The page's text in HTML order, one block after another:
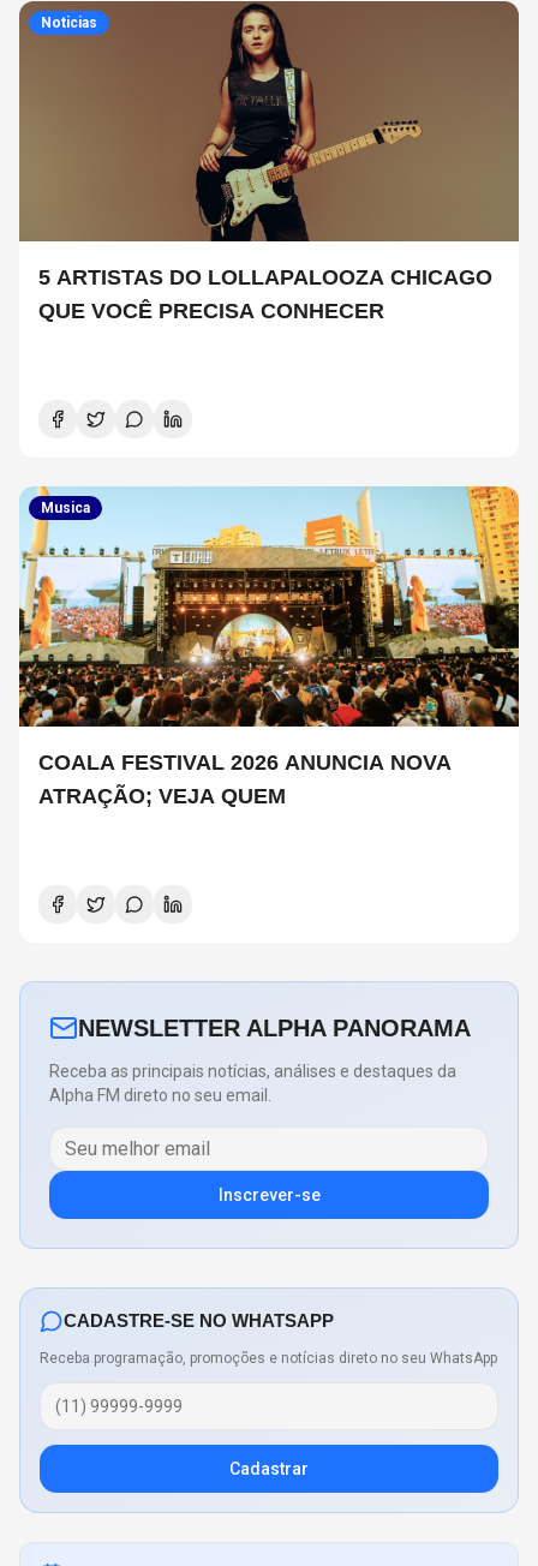
Noticias
5 ARTISTAS DO LOLLAPALOOZA CHICAGO
QUE VOCÊ PRECISA CONHECER
Musica
COALA FESTIVAL 2026 ANUNCIA NOVA
ATRAÇÃO; VEJA QUEM
NEWSLETTER ALPHA PANORAMA
Receba as principais notícias, análises e destaques da
Alpha FM direto no seu email.
Inscrever-se
CADASTRE-SE NO WHATSAPP
Receba programação, promoções e notícias direto no seu WhatsApp
Cadastrar